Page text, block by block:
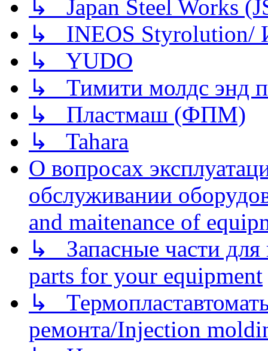
↳ Japan Steel Works
↳ INEOS
↳ YUDO
↳ Тимити молдс энд
↳ Пластмаш (ФПМ)
↳ Tahara
О вопросах
обслуживании
and maitenance of
↳ Запасные части для
parts for your equipment
↳
ремонта/Injection